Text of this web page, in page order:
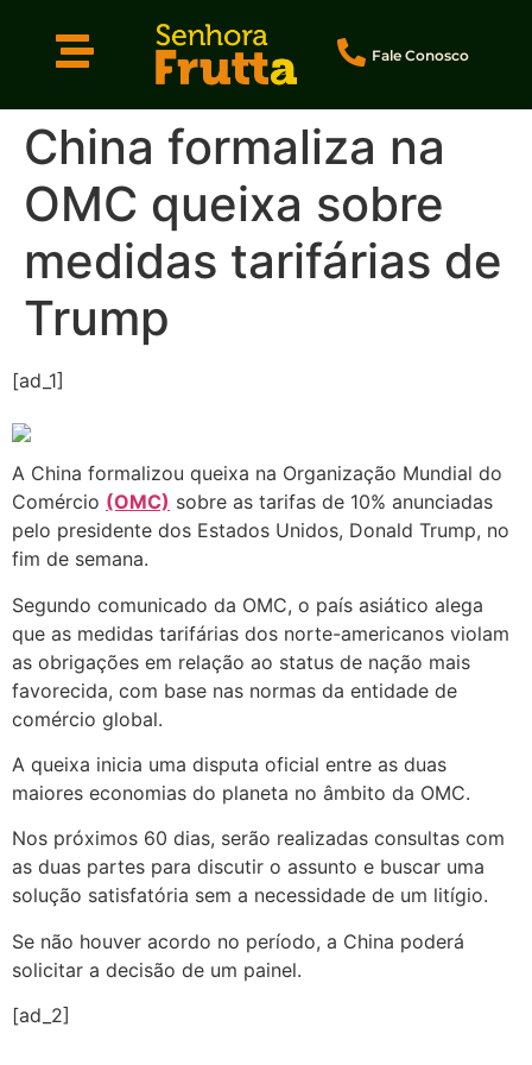
Fale Conosco
China formaliza na
OMC queixa sobre
medidas tarifárias de
Trump
[ad_1]
A China formalizou queixa na Organização Mundial do
Comércio (OMC) sobre as tarifas de 10% anunciadas
pelo presidente dos Estados Unidos, Donald Trump, no
fim de semana.
Segundo comunicado da OMC, o país asiático alega
que as medidas tarifárias dos norte-americanos violam
as obrigações em relação ao status de nação mais
favorecida, com base nas normas da entidade de
comércio global.
A queixa inicia uma disputa oficial entre as duas
maiores economias do planeta no âmbito da OMC.
Nos próximos 60 dias, serão realizadas consultas com
as duas partes para discutir o assunto e buscar uma
solução satisfatória sem a necessidade de um litígio.
Se não houver acordo no período, a China poderá
solicitar a decisão de um painel.
[ad_2]